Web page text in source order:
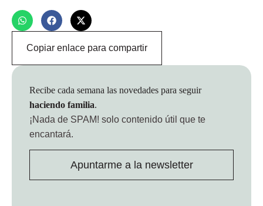
Copiar enlace para compartir
Recibe cada semana las novedades para seguir
haciendo familia.
¡Nada de SPAM! solo contenido útil que te
encantará.
Apuntarme a la newsletter